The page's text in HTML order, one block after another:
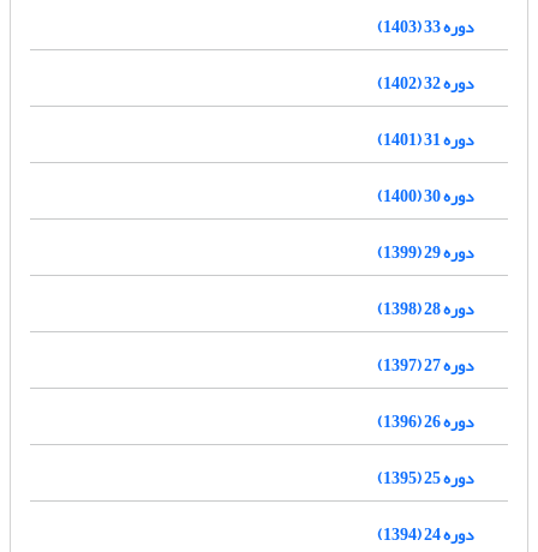
دوره 33 (1403)
دوره 32 (1402)
دوره 31 (1401)
دوره 30 (1400)
دوره 29 (1399)
دوره 28 (1398)
دوره 27 (1397)
دوره 26 (1396)
دوره 25 (1395)
دوره 24 (1394)